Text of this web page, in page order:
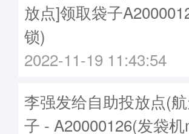
放点]领取袋子
锁)
2022-11-19 11:43:54
李强发给自助投放点(
子 - A20000126(发袋